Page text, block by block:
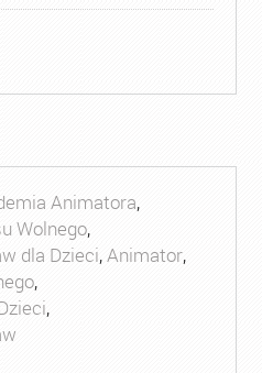
Animatora,
Wolnego,
dla Dzieci,Animator,
,
,